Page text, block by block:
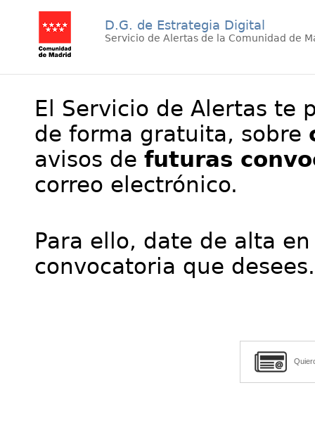
D.G. de Estrategia Digital
Servicio de Alertas de la Comunidad de
El Servicio de Alertas te
de forma gratuita, sobre
avisos de futuras
correo electrónico.
Para ello, date de alta
convocatoria que desees.